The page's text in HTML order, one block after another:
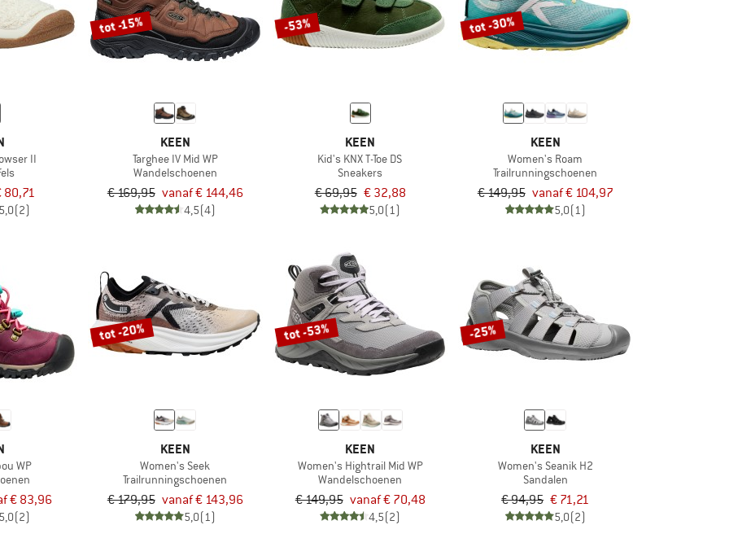
II
80,71
5,0(2)
tot -15%
KEEN
Targhee IV Mid WP
Wandelschoenen
€ 169,95 vanaf € 144,46
4,5(4)
-53%
KEEN
Kid's KNX T-Toe DS
Sneakers
€ 69,95 € 32,88
5,0(1)
tot -30%
KEEN
Women's Roam
Trailrunningschoenen
€ 149,95 vanaf € 104,97
5,0(1)
WP
€ 83,96
5,0(2)
tot -20%
KEEN
Women's Seek
Trailrunningschoenen
€ 179,95 vanaf € 143,96
5,0(1)
tot -53%
KEEN
Women's Hightrail Mid WP
Wandelschoenen
€ 149,95 vanaf € 70,48
4,5(2)
-25%
KEEN
Women's Seanik H2
Sandalen
€ 94,95 € 71,21
5,0(2)